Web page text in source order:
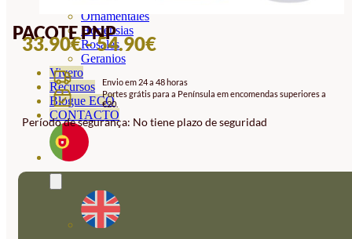
Ornamentales
Hortensias
Rosales
Geranios
Vivero
Recursos
Blogue ECO
CONTACTO
PACOTE PNP
33.90€-54.90€INTERVALO
PREÇOS:
A
Envio em 24 a 48 horas
Portes grátis para a Península em encomendas superiores a
€20.
Período de segurança: No tiene plazo de seguridad